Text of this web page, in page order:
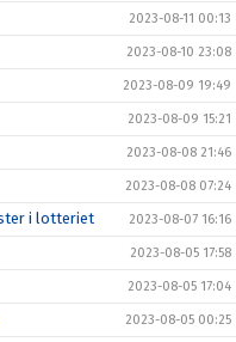
2023-08-11 00:13
2023-08-10 23:08
2023-08-09 19:49
2023-08-09 15:21
2023-08-08 21:46
2023-08-08 07:24
i lotteriet 2023-08-07 16:16
2023-08-05 17:58
2023-08-05 17:04
2023-08-05 00:25